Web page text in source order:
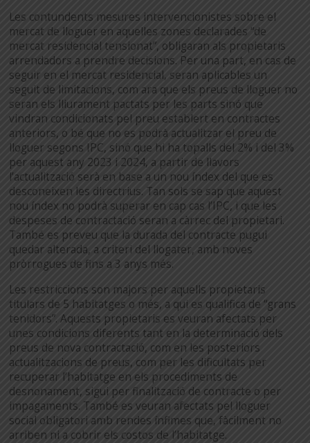
Les contundents mesures intervencionistes sobre el
mercat de lloguer en aquelles zones declarades “de
mercat residencial tensionat”, obligaran als propietaris
arrendadors a prendre decisions. Per una part, en cas de
seguir en el mercat residencial, seran aplicables un
seguit de limitacions, com ara que els preus de lloguer no
seran els lliurament pactats per les parts sinó que
vindran condicionats pel preu establert en contractes
anteriors, o bé que no es podrà actualitzar el preu de
lloguer segons IPC, sinó que hi ha topalls del 2% i del 3%
per aquest any 2023 i 2024, a partir de llavors
l’actualització serà en base a un nou índex del que es
desconeixen les directrius. Tan sols se sap que aquest
nou índex no podrà superar en cap cas l’IPC, i que les
despeses de contractació seran a càrrec del propietari.
També es preveu que la durada del contracte pugui
quedar alterada, a criteri del llogater, amb noves
pròrrogues de fins a 3 anys més.
Les restriccions son majors per aquells propietaris
titulars de 5 habitatges o més, a qui es qualifica de “grans
tenidors”. Aquests propietaris es veuran afectats per
unes condicions diferents tant en la determinació dels
preus de nova contractació, com en les posteriors
actualitzacions de preus, com per les dificultats per
recuperar l’habitatge en els procediments de
desnonament, sigui per finalització de contracte o per
impagaments. També es veuran afectats pel lloguer
social obligatori amb rendes ínfimes que, fàcilment no
arriben ni a cobrir els costos de l’habitatge.